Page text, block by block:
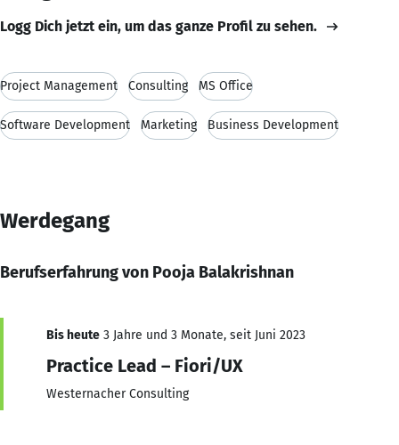
Logg Dich jetzt ein, um das ganze Profil zu sehen.
Project Management Consulting MS Office
Software Development Marketing Business Development
Werdegang
Berufserfahrung von Pooja Balakrishnan
Bis heute 3 Jahre und 3 Monate, seit Juni 2023
Practice Lead – Fiori/UX
Westernacher Consulting